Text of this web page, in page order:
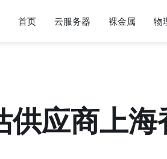
首页 云服务器 裸金属 物
供应商上